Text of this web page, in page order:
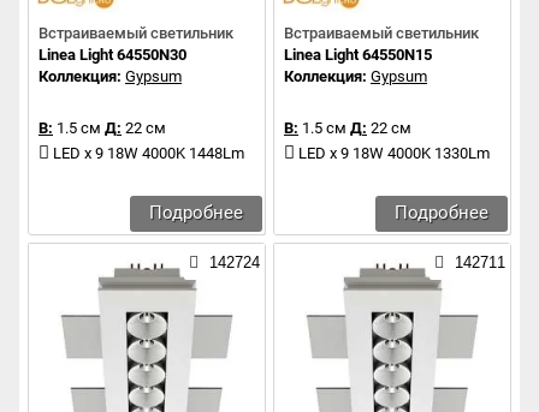
Встраиваемый светильник
Linea Light 64550N30
Коллекция: Gypsum
В: 1.5 см Д: 22 см
LED x 9 18W 4000K 1448Lm
Подробнее
Встраиваемый светильник
Linea Light 64550N15
Коллекция: Gypsum
В: 1.5 см Д: 22 см
LED x 9 18W 4000K 1330Lm
Подробнее
142724 142711